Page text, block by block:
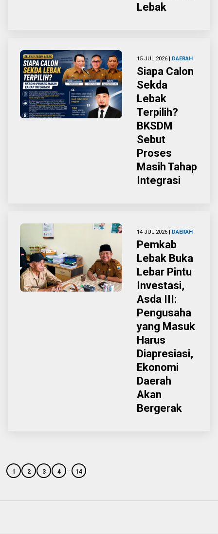
Lebak
15 JUL 2026 | DAERAH
Siapa Calon
Sekda
Lebak
Terpilih?
BKSDM
Sebut
Proses
Masih Tahap
Integrasi
14 JUL 2026 | DAERAH
Pemkab
Lebak Buka
Lebar Pintu
Investasi,
Asda III:
Pengusaha
yang Masuk
Harus
Diapresiasi,
Ekonomi
Daerah
Akan
Bergerak
1 2 3 4 … 14